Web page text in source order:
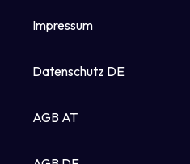
Impressum
Datenschutz DE
AGB AT